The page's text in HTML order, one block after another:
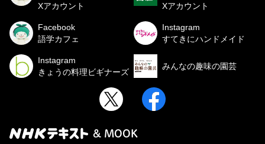
Xアカウント
Xアカウント
Facebook
語学カフェ
Instagram
すてきにハンドメイド
Instagram
きょうの料理ビギナーズ
みんなの趣味の園芸
& MOOK